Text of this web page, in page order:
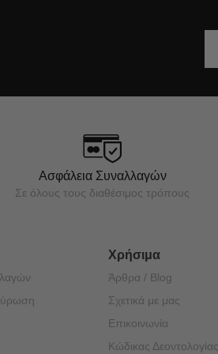
Ασφάλεια Συναλλαγών
Σε όλους τους διαθέσιμος τρόπους
Χρήσιμα
Άρθρα / Blog
Σχετικά με μας
Επικοινωνία
Κώδικας Δεοντολογίας